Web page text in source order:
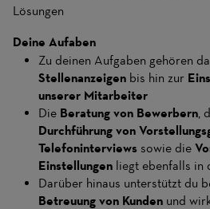
Lösungen
Deine Aufaben
Zu deinen Aufgaben gehören
Stellenanzeigen bis hin zur
unserer Mitarbeiter
Die Beratung von Bewerbern,
Durchführung von
Telefoninterviews sowie die
Einstellungen liegt ebenfalls in
Darüber hinaus unterstützt du
Betreuung von Kunden und